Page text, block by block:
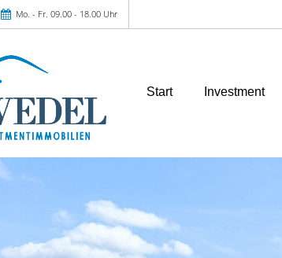
Mo. - Fr. 09.00 - 18.00 Uhr
Start Investment